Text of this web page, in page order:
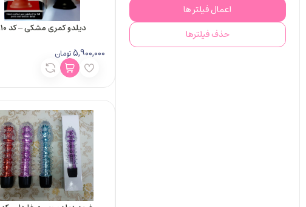
اعمال فیلتر ها
حذف فیلترها
دیلدو کمری مشکی – کد 110
5,900,000تومان